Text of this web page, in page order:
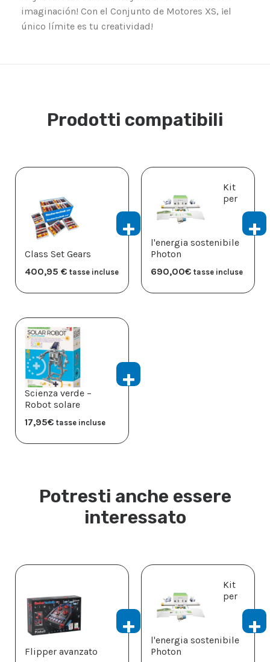
imaginación! Con el Conjunto de Motores XS, ¡el
único límite es tu creatividad!
Prodotti compatibili
Class Set Gears
400,95 € tasse incluse
Kit
per
l'energia sostenibile
Photon
690,00€ tasse incluse
Scienza verde –
Robot solare
17,95€ tasse incluse
Potresti anche essere
interessato
Flipper avanzato
Kit
per
l'energia sostenibile
Photon